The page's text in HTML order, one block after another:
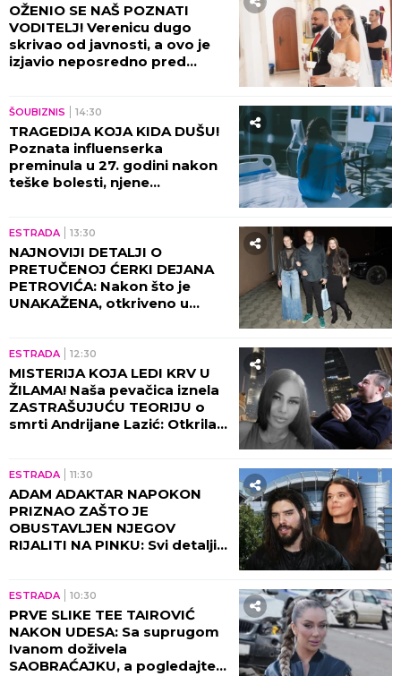
OŽENIO SE NAŠ POZNATI
VODITELJ! Verenicu dugo
skrivao od javnosti, a ovo je
izjavio neposredno pred
ŠOUBIZNIS 14:30
TRAGEDIJA KOJA KIDA DUŠU!
Poznata influenserka
preminula u 27. godini nakon
teške bolesti, njene
ESTRADA 13:30
NAJNOVIJI DETALJI O
PRETUČENOJ ĆERKI DEJANA
PETROVIĆA: Nakon što je
UNAKAŽENA, otkriveno u
ESTRADA 12:30
MISTERIJA KOJA LEDI KRV U
ŽILAMA! Naša pevačica iznela
ZASTRAŠUJUĆU TEORIJU o
smrti Andrijane Lazić: Otkrila
ESTRADA 11:30
ADAM ADAKTAR NAPOKON
PRIZNAO ZAŠTO JE
OBUSTAVLJEN NJEGOV
RIJALITI NA PINKU: Svi detalji
ESTRADA 10:30
PRVE SLIKE TEE TAIROVIĆ
NAKON UDESA: Sa suprugom
Ivanom doživela
SAOBRAĆAJKU, a pogledajte